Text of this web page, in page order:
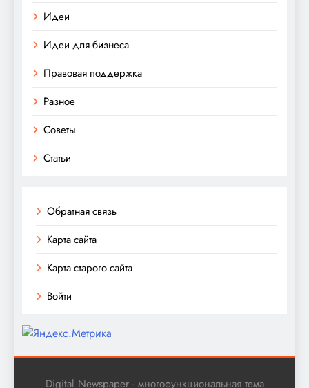
Идеи
Идеи для бизнеса
Правовая поддержка
Разное
Советы
Статьи
Обратная связь
Карта сайта
Карта старого сайта
Войти
Digital Newspaper - многофункциональная тема